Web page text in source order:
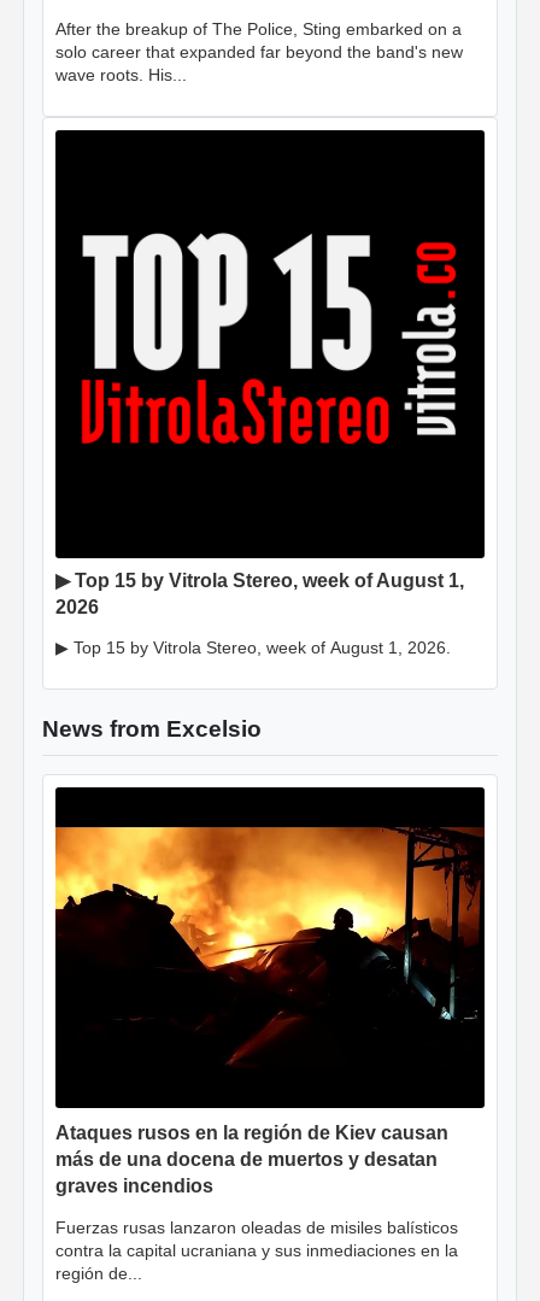
After the breakup of The Police, Sting embarked on a
solo career that expanded far beyond the band's new
wave roots. His...
▶ Top 15 by Vitrola Stereo, week of August 1,
2026
▶ Top 15 by Vitrola Stereo, week of August 1, 2026.
News from Excelsio
Ataques rusos en la región de Kiev causan
más de una docena de muertos y desatan
graves incendios
Fuerzas rusas lanzaron oleadas de misiles balísticos
contra la capital ucraniana y sus inmediaciones en la
región de...